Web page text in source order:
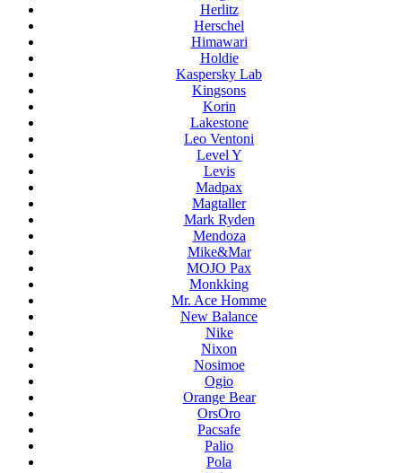
Herlitz
Herschel
Himawari
Holdie
Kaspersky Lab
Kingsons
Korin
Lakestone
Leo Ventoni
Level Y
Levis
Madpax
Magtaller
Mark Ryden
Mendoza
Mike&Mar
MOJO Pax
Monkking
Mr. Ace Homme
New Balance
Nike
Nixon
Nosimoe
Ogio
Orange Bear
OrsOro
Pacsafe
Palio
Pola